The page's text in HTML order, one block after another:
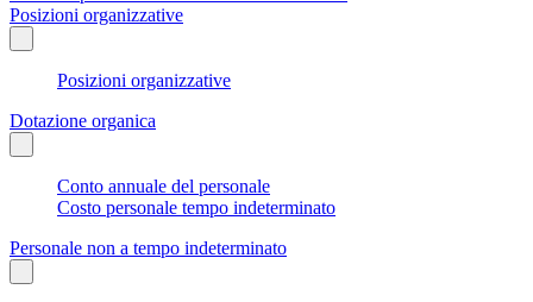
Posizioni organizzative
Posizioni organizzative
Dotazione organica
Conto annuale del personale
Costo personale tempo indeterminato
Personale non a tempo indeterminato